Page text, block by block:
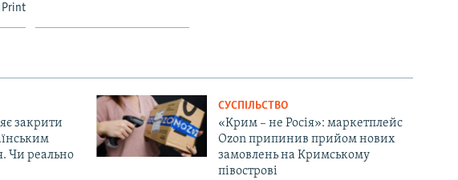
Print
закрити
Чи реально
СУСПІЛЬСТВО
«Крим – не Росія»: маркетплейс
Ozon припинив прийом нових
замовлень на Кримському
півострові